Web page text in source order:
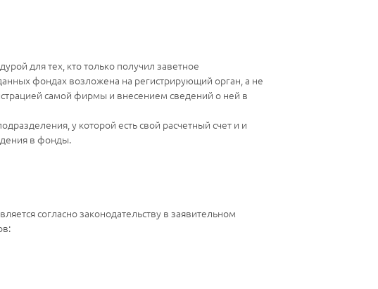
для тех, кто только получил заветное
фондах возложена на регистрирующий орган, а не
самой фирмы и внесением сведений о ней в
у которой есть свой расчетный счет и и
в фонды.
согласно законодательству в заявительном